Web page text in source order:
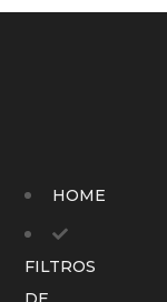
HOME
FILTROS